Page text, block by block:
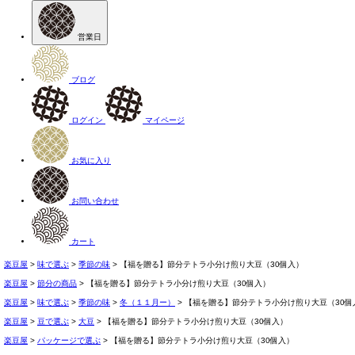
営業日
ブログ
ログイン マイページ
お気に入り
お問い合わせ
カート
楽豆屋 味で選ぶ 季節の味 【福を贈る】節分テトラ小分け煎り大豆（30個入）
楽豆屋 節分の商品 【福を贈る】節分テトラ小分け煎り大豆（30個入）
楽豆屋 味で選ぶ 季節の味 冬（１１月ー） 【福を贈る】節分テトラ小分け煎り大豆（30個
楽豆屋 豆で選ぶ 大豆 【福を贈る】節分テトラ小分け煎り大豆（30個入）
楽豆屋 パッケージで選ぶ 【福を贈る】節分テトラ小分け煎り大豆（30個入）